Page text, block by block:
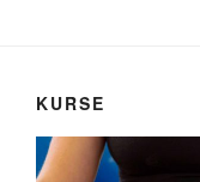
KURSE